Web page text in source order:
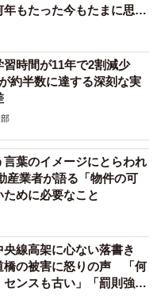
「ロボ？」大阪・梅田に
は？ 昭和の遺産を調査し
いたら、ガイドが「撮り
でポーズを取っていた
もらえない 「日本人は
は6時間で3万円払った」